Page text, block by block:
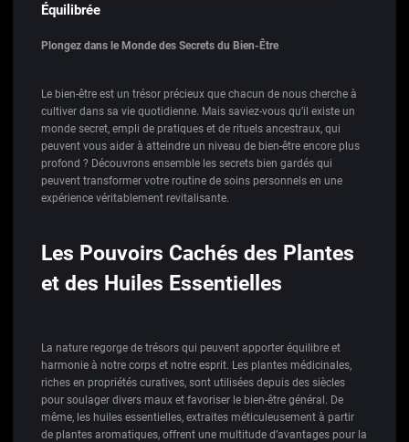
Équilibrée
Plongez dans le Monde des Secrets du Bien-Être
Le bien-être est un trésor précieux que chacun de nous cherche à
cultiver dans sa vie quotidienne. Mais saviez-vous qu’il existe un
monde secret, empli de pratiques et de rituels ancestraux, qui
peuvent vous aider à atteindre un niveau de bien-être encore plus
profond ? Découvrons ensemble les secrets bien gardés qui
peuvent transformer votre routine de soins personnels en une
expérience véritablement revitalisante.
Les Pouvoirs Cachés des Plantes
et des Huiles Essentielles
La nature regorge de trésors qui peuvent apporter équilibre et
harmonie à notre corps et notre esprit. Les plantes médicinales,
riches en propriétés curatives, sont utilisées depuis des siècles
pour soulager divers maux et favoriser le bien-être général. De
même, les huiles essentielles, extraites méticuleusement à partir
de plantes aromatiques, offrent une multitude d’avantages pour la